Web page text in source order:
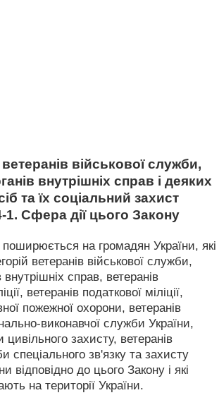
військової служби,
внутрішніх справ і деяких
та їх соціальний захист
1. Сфера дії цього Закону
поширюється на громадян України, які
ветеранів військової служби,
внутрішніх справ, ветеранів
ветеранів податкової міліції,
пожежної охорони, ветеранів
виконавчої служби України,
цивільного захисту, ветеранів
спеціального зв'язку та захисту
відповідно до цього Закону і які
на території України.